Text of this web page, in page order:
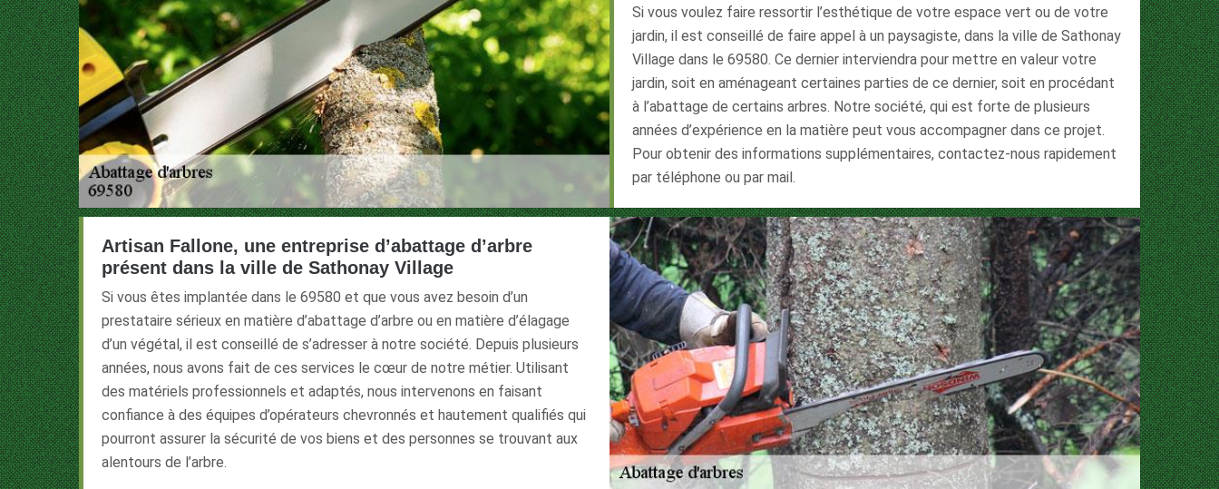
Si vous voulez faire ressortir l’esthétique de votre espace vert ou de votre
jardin, il est conseillé de faire appel à un paysagiste, dans la ville de Sathonay
Village dans le 69580. Ce dernier interviendra pour mettre en valeur votre
jardin, soit en aménageant certaines parties de ce dernier, soit en procédant
à l’abattage de certains arbres. Notre société, qui est forte de plusieurs
années d’expérience en la matière peut vous accompagner dans ce projet.
Pour obtenir des informations supplémentaires, contactez-nous rapidement
par téléphone ou par mail.
Artisan Fallone, une entreprise d’abattage d’arbre
présent dans la ville de Sathonay Village
Si vous êtes implantée dans le 69580 et que vous avez besoin d’un
prestataire sérieux en matière d’abattage d’arbre ou en matière d’élagage
d’un végétal, il est conseillé de s’adresser à notre société. Depuis plusieurs
années, nous avons fait de ces services le cœur de notre métier. Utilisant
des matériels professionnels et adaptés, nous intervenons en faisant
confiance à des équipes d’opérateurs chevronnés et hautement qualifiés qui
pourront assurer la sécurité de vos biens et des personnes se trouvant aux
alentours de l’arbre.